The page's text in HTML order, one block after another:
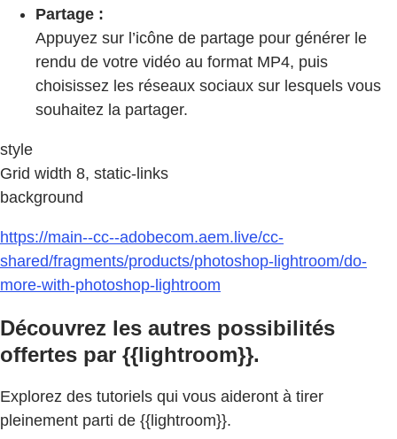
Partage :
Appuyez sur l’icône de partage pour générer le
rendu de votre vidéo au format MP4, puis
choisissez les réseaux sociaux sur lesquels vous
souhaitez la partager.
style
Grid width 8, static-links
background
https://main--cc--adobecom.aem.live/cc-
shared/fragments/products/photoshop-lightroom/do-
more-with-photoshop-lightroom
Découvrez les autres possibilités
offertes par {{lightroom}}.
Explorez des tutoriels qui vous aideront à tirer
pleinement parti de {{lightroom}}.